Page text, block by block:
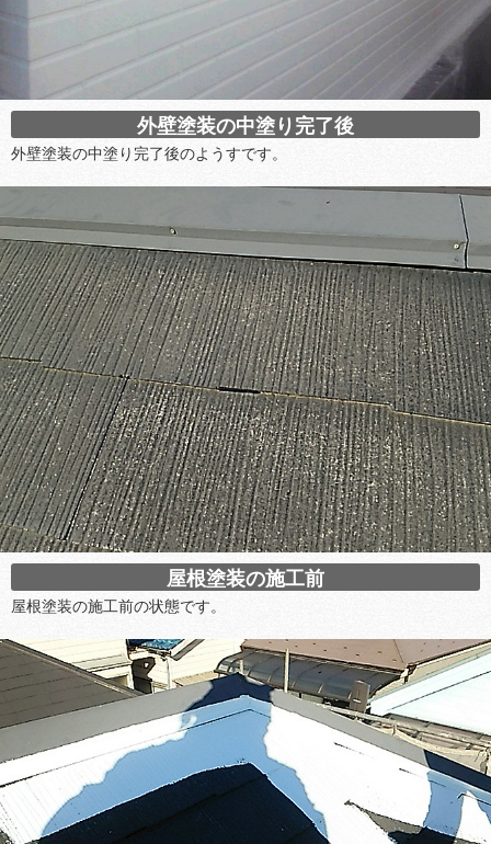
外壁塗装の中塗り完了後
外壁塗装の中塗り完了後のようすです。
屋根塗装の施工前
屋根塗装の施工前の状態です。